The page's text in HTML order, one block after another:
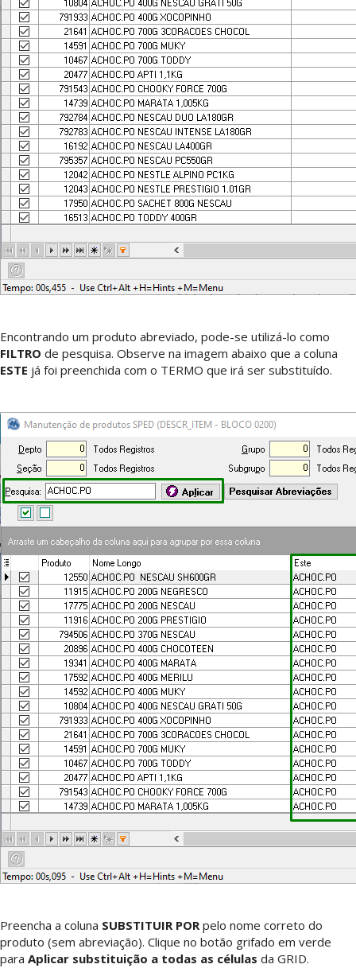
Encontrando um produto abreviado, pode-se utilizá-lo como
FILTRO de pesquisa. Observe na imagem abaixo que a coluna
ESTE já foi preenchida com o TERMO que irá ser substituído.
Preencha a coluna SUBSTITUIR PORpelo nome correto do
produto (sem abreviação). Clique no botão grifado em verde
para Aplicar substituição a todas as células da GRID.